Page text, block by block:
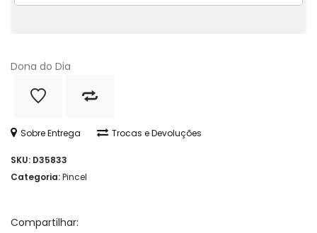
quantidade
Dona do Dia
Sobre Entrega Trocas e Devoluções
SKU: D35833
Categoria:Pincel
Compartilhar: